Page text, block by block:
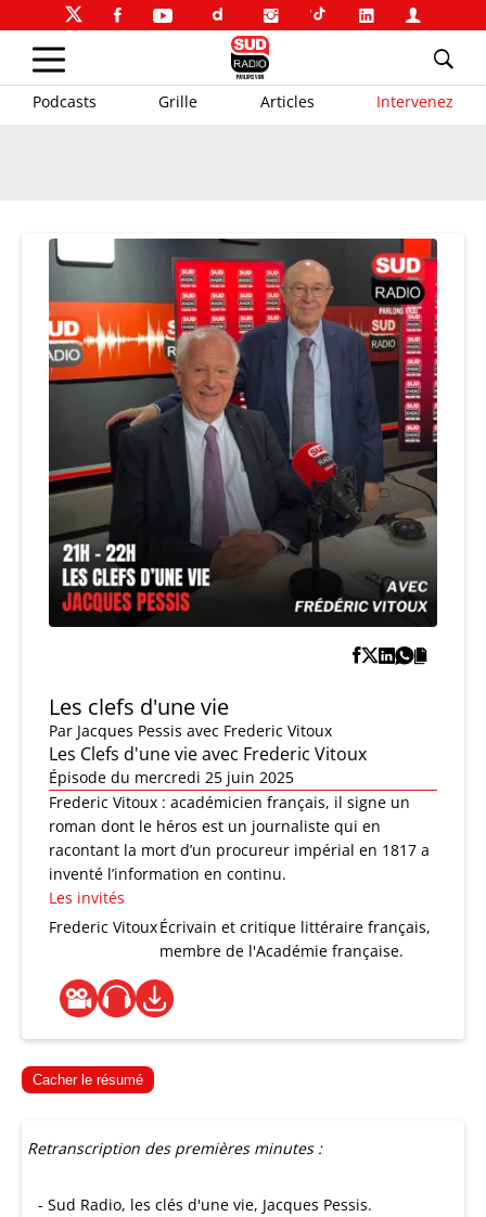
Podcasts Grille Articles Intervenez
Les clefs d'une vie
Par Jacques Pessis avec Frederic Vitoux
Les Clefs d'une vie avec Frederic Vitoux
Épisode du mercredi 25 juin 2025
Frederic Vitoux : académicien français, il signe un
roman dont le héros est un journaliste qui en
racontant la mort d’un procureur impérial en 1817 a
inventé l’information en continu.
Les invités
Frederic VitouxÉcrivain et critique littéraire français,
membre de l'Académie française.
Cacher le résumé
Retranscription des premières minutes :
- Sud Radio, les clés d'une vie, Jacques Pessis.